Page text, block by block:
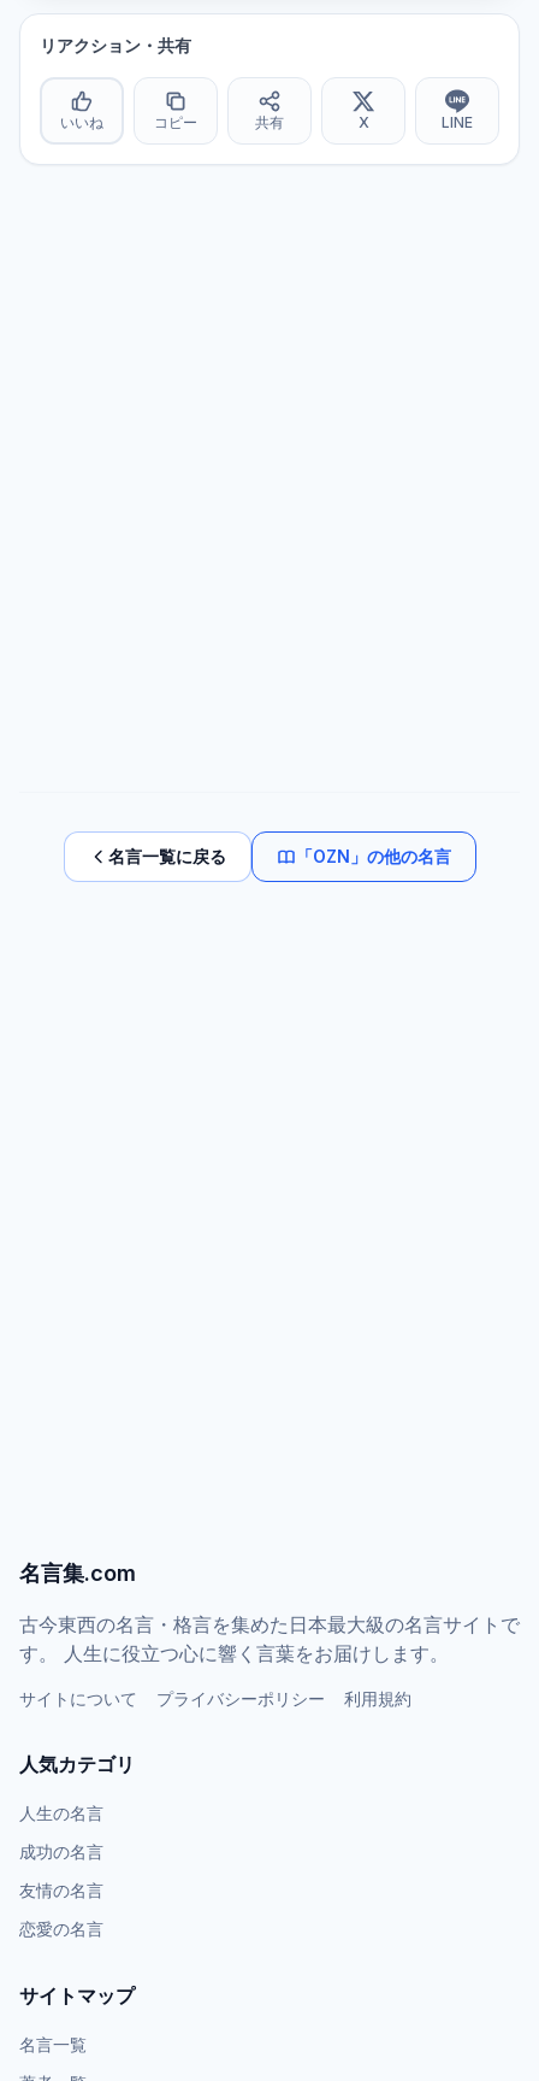
リアクション・共有
いいね コピー 共有 X LINE
名言一覧に戻る 「OZN 」の他の名言
名言集.com
古今東西の名言・格言を集めた日本最大級の名言サイトで
す。 人生に役立つ心に響く言葉をお届けします。
サイトについて プライバシーポリシー 利用規約
人気カテゴリ
人生の名言
成功の名言
友情の名言
恋愛の名言
サイトマップ
名言一覧